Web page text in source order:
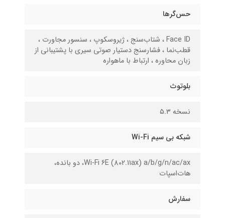
حس‌گرها
Face ID ، شتاب‌سنج ، ژیروسکوپ ، سنسور مجاورت ،
قطب‌نما ، فشارسنج دستیار صوتی سیری با پشتیبانی از
زبان محاوره ، ارتباط با ماهواره
بلوتوث
نسخه ۵.۳
شبکه بی سیم Wi-Fi
Wi-Fi 6E (802.11ax) a/b/g/n/ac/ax، دو بانده،
هات‌اسپات
سفارش